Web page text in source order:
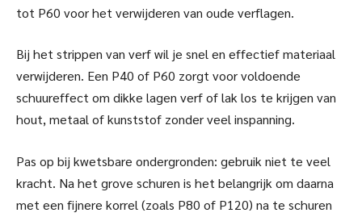
tot P60 voor het verwijderen van oude verflagen.
Bij het strippen van verf wil je snel en effectief materiaal
verwijderen. Een P40 of P60 zorgt voor voldoende
schuureffect om dikke lagen verf of lak los te krijgen van
hout, metaal of kunststof zonder veel inspanning.
Pas op bij kwetsbare ondergronden: gebruik niet te veel
kracht. Na het grove schuren is het belangrijk om daarna
met een fijnere korrel (zoals P80 of P120) na te schuren